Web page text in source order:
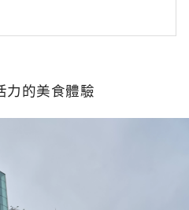
力的美食體驗